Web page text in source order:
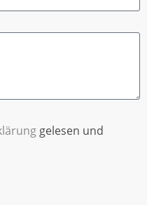
gelesen und